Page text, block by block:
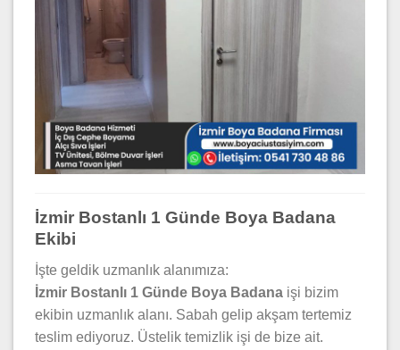
İzmir Bostanlı 1 Günde Boya Badana
Ekibi
İşte geldik uzmanlık alanımıza:
İzmir Bostanlı 1 Günde Boya Badana işi bizim
ekibin uzmanlık alanı. Sabah gelip akşam tertemiz
teslim ediyoruz. Üstelik temizlik işi de bize ait.